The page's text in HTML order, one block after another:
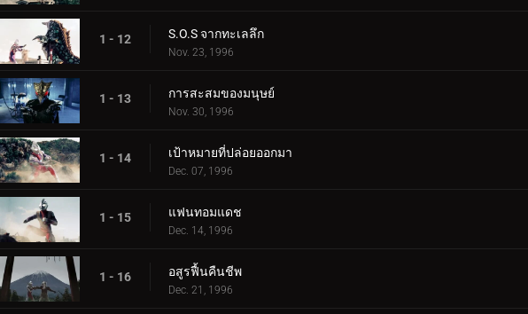
1 - 12 S.O.S จากทะเลลึก
Nov. 23, 1996
1 - 13 การสะสมของมนุษย์
Nov. 30, 1996
1 - 14 เป้าหมายที่ปล่อยออกมา
Dec. 07, 1996
1 - 15 แฟนทอมแดช
Dec. 14, 1996
1 - 16 อสูรฟื้นคืนชีพ
Dec. 21, 1996